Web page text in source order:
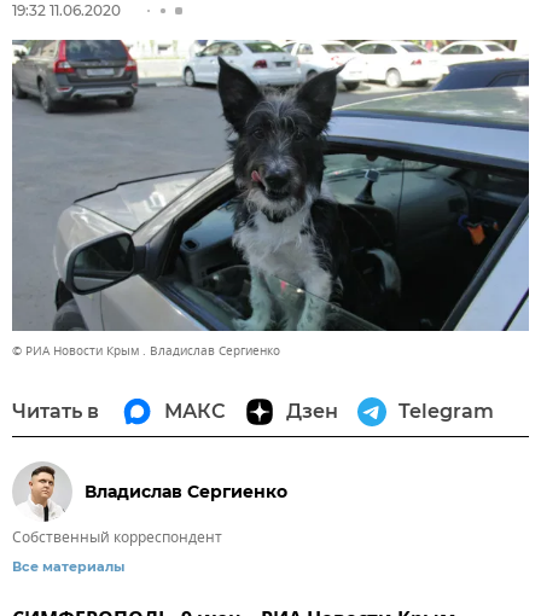
19:32 11.06.2020
© РИА Новости Крым . Владислав Сергиенко
Читать в МАКС Дзен Telegram
Владислав Сергиенко
Собственный корреспондент
Все материалы